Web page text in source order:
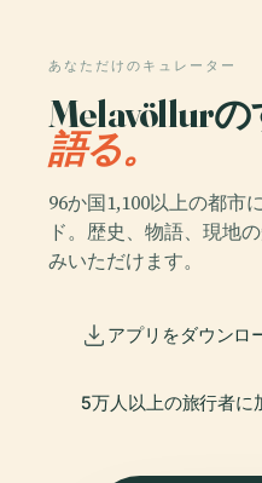
あなただけのキュレーター
Melavöllurの
語る。
96か国1,100以上の都市
ド。歴史、物語、現地
みいただけます。
アプリをダウンロ
5万人以上の旅行者に